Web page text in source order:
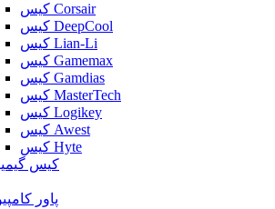
کیس Corsair
کیس DeepCool
کیس Lian-Li
کیس Gamemax
کیس Gamdias
کیس MasterTech
کیس Logikey
کیس Awest
کیس Hyte
کیس
پاور